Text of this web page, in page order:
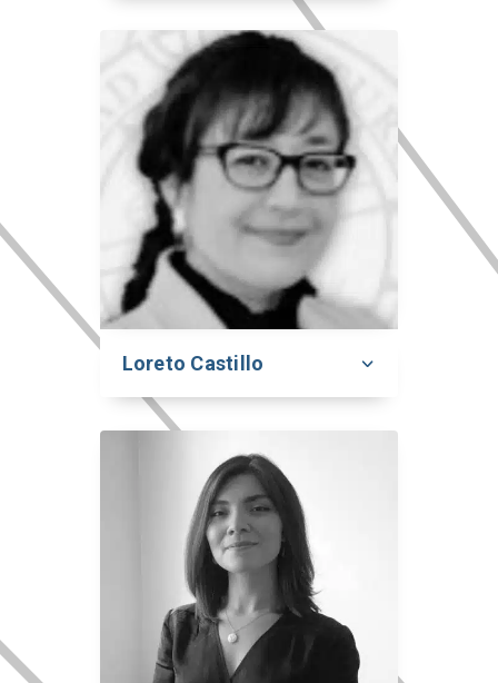
Loreto Castillo